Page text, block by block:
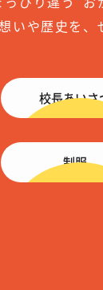
いや歴史を、
校長あいさ
制服